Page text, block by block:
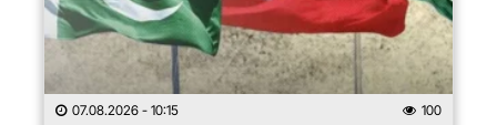
07.08.2026 - 10:15 100